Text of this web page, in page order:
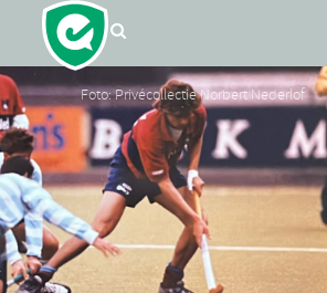
Foto: Privécollectie Norbert Nederlof